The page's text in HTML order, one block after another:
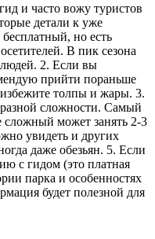
и часто вожу туристов
детали к уже
но есть
В пик сезона
2. Если вы
прийти пораньше
толпы и жары. 3.
сложности. Самый
сложный может занять 2-3
увидеть и других
даже обезьян. 5. Если
с гидом (это платная
парка и особенностях
будет полезной для